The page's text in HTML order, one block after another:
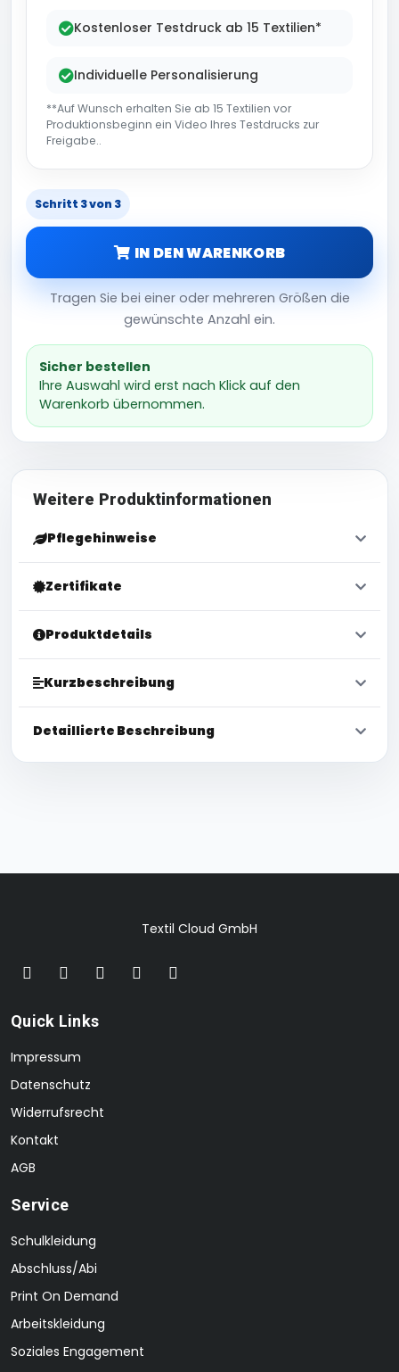
Kostenloser Testdruck ab 15 Textilien*
Individuelle Personalisierung
**Auf Wunsch erhalten Sie ab 15 Textilien vor
Produktionsbeginn ein Video Ihres Testdrucks zur
Freigabe..
Schritt 3 von 3
IN DEN WARENKORB
Tragen Sie bei einer oder mehreren Größen die
gewünschte Anzahl ein.
Sicher bestellen
Ihre Auswahl wird erst nach Klick auf den
Warenkorb übernommen.
Weitere Produktinformationen
Pflegehinweise
Zertifikate
Produktdetails
Kurzbeschreibung
Detaillierte Beschreibung
Textil Cloud GmbH
Quick Links
Impressum
Datenschutz
Widerrufsrecht
Kontakt
AGB
Service
Schulkleidung
Abschluss/Abi
Print On Demand
Arbeitskleidung
Soziales Engagement